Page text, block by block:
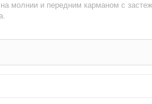
молнии и передним карманом с